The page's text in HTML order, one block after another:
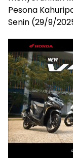
Pesona
Senin (29/9/